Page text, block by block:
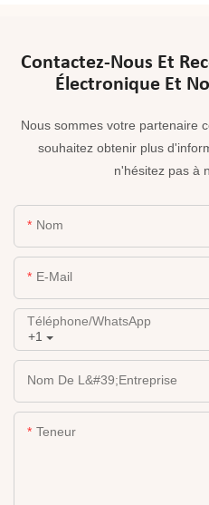
Contactez-Nous Et
Électronique Et
Nous sommes votre partenaire
souhaitez obtenir plus
n'hésitez pas à
Nom
E-Mail
+1
Téléphone/WhatsApp
Nom De L&#39;entreprise
Teneur